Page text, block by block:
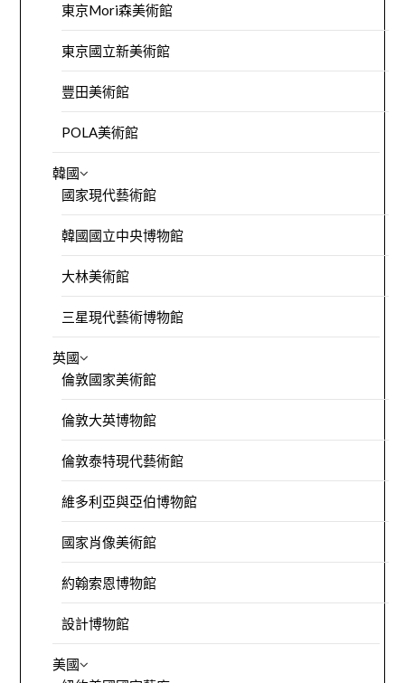
東京Mori森美術館
東京國立新美術館
豐田美術館
POLA美術館
韓國
國家現代藝術館
韓國國立中央博物館
大林美術館
三星現代藝術博物館
英國
倫敦國家美術館
倫敦大英博物館
倫敦泰特現代藝術館
維多利亞與亞伯博物館
國家肖像美術館
約翰索恩博物館
設計博物館
美國